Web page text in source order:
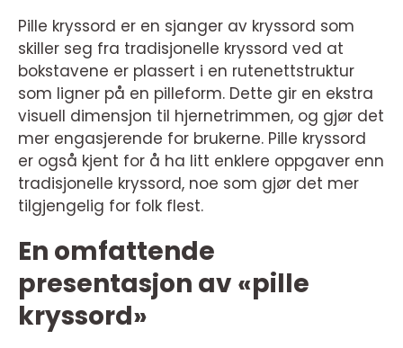
Pille kryssord er en sjanger av kryssord som
skiller seg fra tradisjonelle kryssord ved at
bokstavene er plassert i en rutenettstruktur
som ligner på en pilleform. Dette gir en ekstra
visuell dimensjon til hjernetrimmen, og gjør det
mer engasjerende for brukerne. Pille kryssord
er også kjent for å ha litt enklere oppgaver enn
tradisjonelle kryssord, noe som gjør det mer
tilgjengelig for folk flest.
En omfattende
presentasjon av «pille
kryssord»